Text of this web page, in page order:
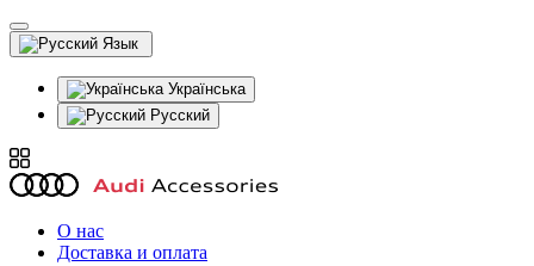
Язык
Українська
Русский
О нас
Доставка и оплата